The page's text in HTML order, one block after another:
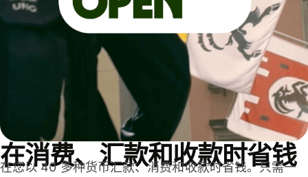
在消费、汇款和收款时省钱
在您以 40 多种货币汇款、消费和收款时省钱。只需一